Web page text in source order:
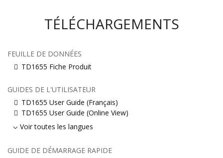
TÉLÉCHARGEMENTS
FEUILLE DE DONNÉES
TD1655 Fiche Produit
GUIDES DE L'UTILISATEUR
TD1655 User Guide (Français)
TD1655 User Guide (Online View)
Voir toutes les langues
GUIDE DE DÉMARRAGE RAPIDE